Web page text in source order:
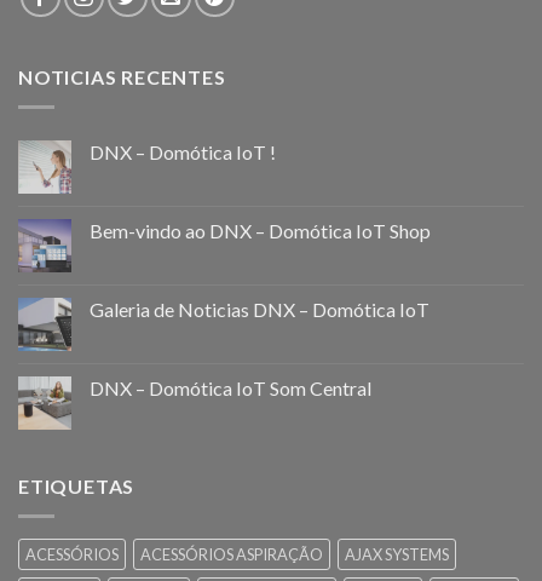
NOTICIAS RECENTES
DNX – Domótica IoT !
Bem-vindo ao DNX – Domótica IoT Shop
Galeria de Noticias DNX – Domótica IoT
DNX – Domótica IoT Som Central
ETIQUETAS
ACESSÓRIOS ACESSÓRIOS ASPIRAÇÃO
AJAX SYSTEMS